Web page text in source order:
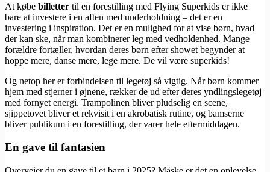
At købe billetter til en forestilling med Flying Superkids er ikke
bare at investere i en aften med underholdning – det er en
investering i inspiration. Det er en mulighed for at vise børn, hvad
der kan ske, når man kombinerer leg med vedholdenhed. Mange
forældre fortæller, hvordan deres børn efter showet begynder at
hoppe mere, danse mere, lege mere. De vil være superkids!
Og netop her er forbindelsen til legetøj så vigtig. Når børn kommer
hjem med stjerner i øjnene, rækker de ud efter deres yndlingslegetøj
med fornyet energi. Trampolinen bliver pludselig en scene,
sjippetovet bliver et rekvisit i en akrobatisk rutine, og bamserne
bliver publikum i en forestilling, der varer hele eftermiddagen.
En gave til fantasien